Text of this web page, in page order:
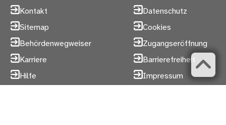
Kontakt
Sitemap
Behördenwegweiser
Karriere
Hilfe
Datenschutz
Cookies
Zugangseröffnung
Barrierefreiheit
Impressum